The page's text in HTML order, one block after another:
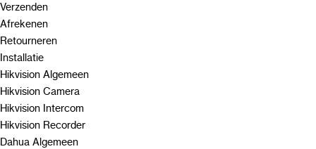
Verzenden
Afrekenen
Retourneren
Installatie
Hikvision Algemeen
Hikvision Camera
Hikvision Intercom
Hikvision Recorder
Dahua Algemeen